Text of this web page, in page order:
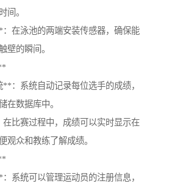
间。
在泳池的两端安装传感器，确保能
壁的瞬间。
：系统自动记录每位选手的成绩，
在数据库中。
比赛过程中，成绩可以实时显示在
观众和教练了解成绩。
系统可以管理运动员的注册信息，